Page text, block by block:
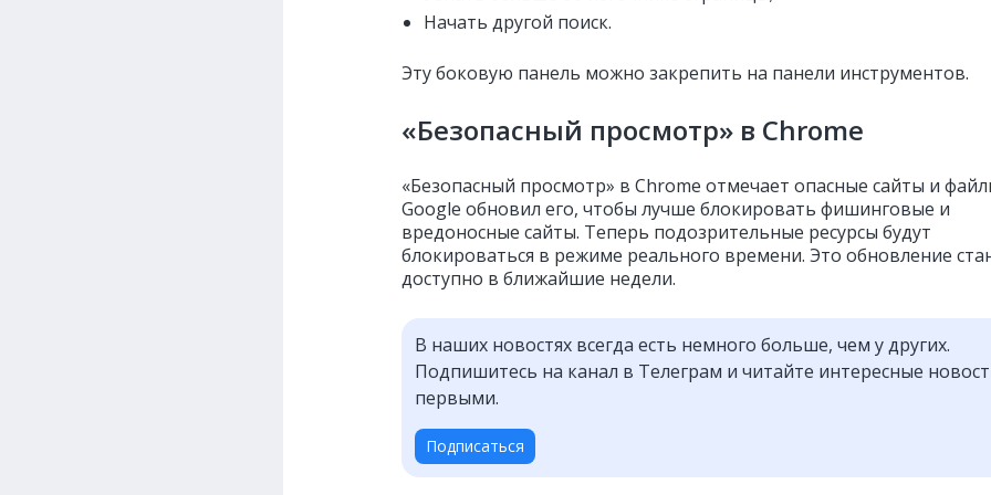
Начать другой поиск.
Эту боковую панель можно закрепить на панели инструментов.
«Безопасный просмотр» в Chrome
«Безопасный просмотр» в Chrome отмечает опасные сайты и
Google обновил его, чтобы лучше блокировать фишинговые и
вредоносные сайты. Теперь подозрительные ресурсы будут
блокироваться в режиме реального времени. Это обновление
доступно в ближайшие недели.
В наших новостях всегда есть немного больше, чем у других.
Подпишитесь на канал в Телеграм и читайте интересные
первыми.
Подписаться